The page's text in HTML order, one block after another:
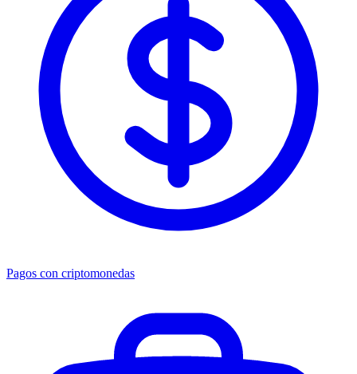
Pagos con criptomonedas